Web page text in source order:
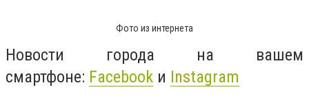
Фото из интернета
Новости города на вашем
смартфоне: Facebook и Instagram